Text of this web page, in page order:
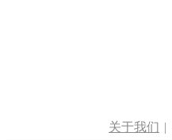
关于我们 |